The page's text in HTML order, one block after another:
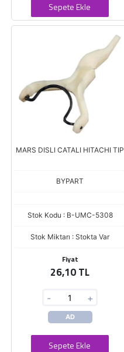
Sepete Ekle
MARS DISLI CATALI HITACHI TIP
BYPART
Stok Kodu : B-UMC-5308
Stok Miktarı : Stokta Var
Fiyat
26,10 TL
- +
AD
Sepete Ekle